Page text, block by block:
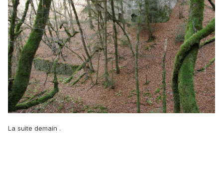
La suite demain .